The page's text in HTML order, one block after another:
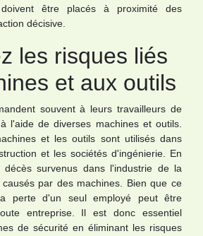
être placés à proximité des
décisive.
les risques liés
et aux outils
souvent à leurs travailleurs de
l'aide de diverses machines et outils.
et les outils sont utilisés dans
et les sociétés d'ingénierie. En
survenus dans l'industrie de la
par des machines. Bien que ce
perte d'un seul employé peut être
entreprise. Il est donc essentiel
de sécurité en éliminant les risques